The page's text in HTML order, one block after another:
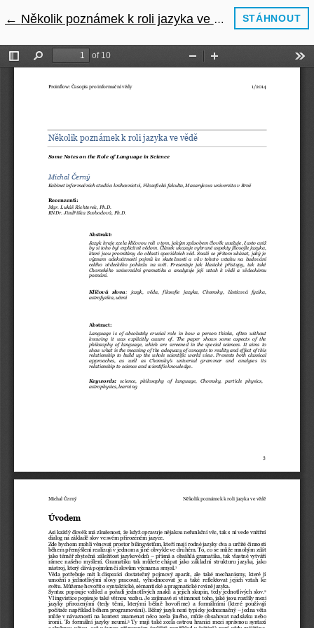
← Návrat na podrobnosti článku
Několik poznámek k roli jazyka ve vědě STÁHNOUT